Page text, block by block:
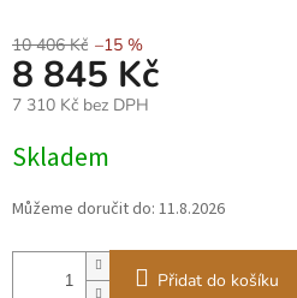
10 406 Kč –15 %
8 845 Kč
7 310 Kč bez DPH
cena:
Skladem
Můžeme doručit do: 11.8.2026
Přidat do košíku